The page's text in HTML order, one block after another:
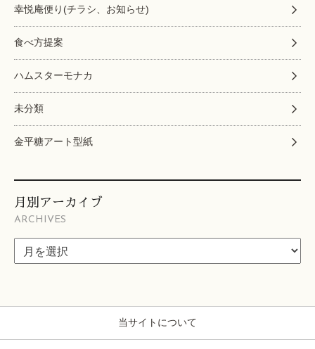
幸悦庵便り(チラシ、お知らせ)
食べ方提案
ハムスターモナカ
未分類
金平糖アート型紙
月別アーカイブ
ARCHIVES
当サイトについて